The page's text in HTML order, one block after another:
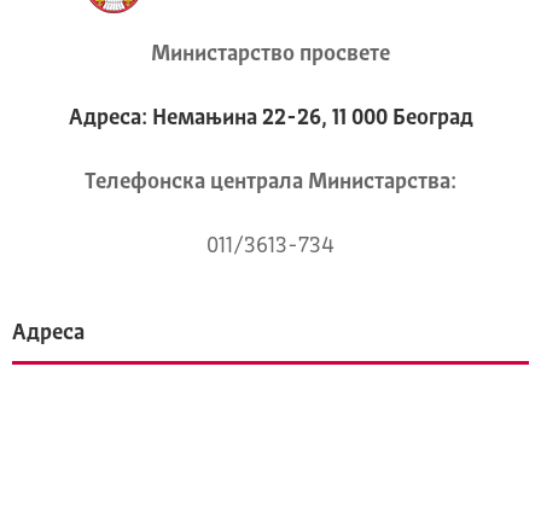
Министарство просвете
Адреса: Немањина 22-26, 11 000 Београд
Телeфонска централа Mинистарства:
011/3613-734
Адреса